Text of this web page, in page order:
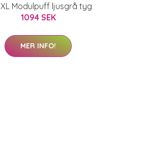
Modulpuff ljusgrå tyg
1094 SEK
MER INFO!